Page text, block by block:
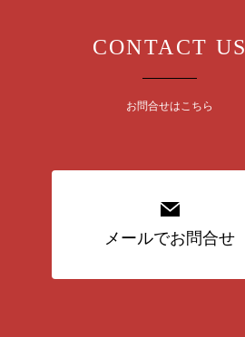
CONTACT US
お問合せはこちら
メールでお問合せ